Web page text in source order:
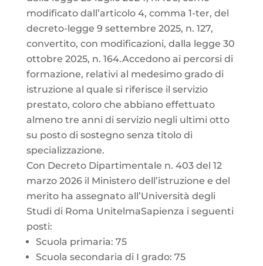
modificato dall’articolo 4, comma 1-ter, del
decreto-legge 9 settembre 2025, n. 127,
convertito, con modificazioni, dalla legge 30
ottobre 2025, n. 164.Accedono ai percorsi di
formazione, relativi al medesimo grado di
istruzione al quale si riferisce il servizio
prestato, coloro che abbiano effettuato
almeno tre anni di servizio negli ultimi otto
su posto di sostegno senza titolo di
specializzazione.
Con Decreto Dipartimentale n. 403 del 12
marzo 2026 il Ministero dell’istruzione e del
merito ha assegnato all’Università degli
Studi di Roma UnitelmaSapienza i seguenti
posti:
Scuola primaria: 75
Scuola secondaria di I grado: 75